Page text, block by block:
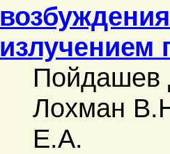
излучением
Пойдашев
Лохман
Е.А.